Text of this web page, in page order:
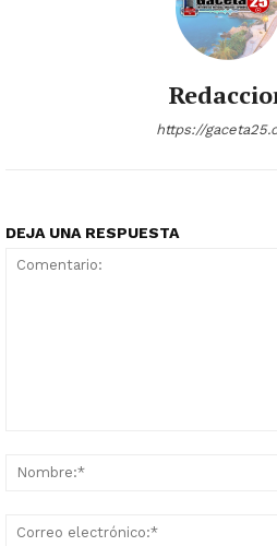
https://
DEJA UNA RESPUESTA